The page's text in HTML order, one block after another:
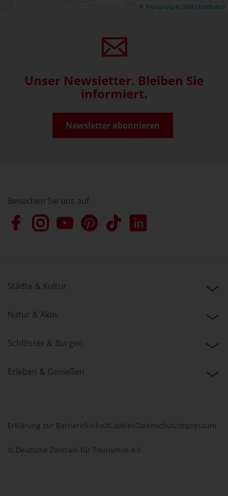
© Toursprung © OSM Contributors
Unser Newsletter. Bleiben Sie
informiert.
Newsletter abonnieren
Besuchen Sie uns auf
Städte & Kultur
Natur & Aktiv
Schlösser & Burgen
Erleben & Genießen
Erklärung zur BarrierefreiheitCookiesDatenschutz Impressum
© Deutsche Zentrale für Tourismus e.V.